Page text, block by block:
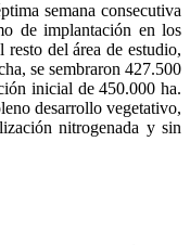
semana consecutiva
de implantación en los
resto del área de estudio,
se sembraron 427.500
inicial de 450.000 ha.
desarrollo vegetativo,
nitrogenada y sin